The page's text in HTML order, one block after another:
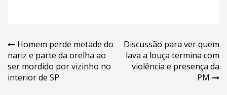
Navegação
de
Post
Homem perde metade do
nariz e parte da orelha ao
ser mordido por vizinho no
interior de SP
Discussão para ver quem
lava a louça termina com
violência e presença da
PM